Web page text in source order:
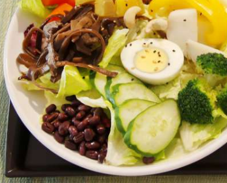
左營圖書館舉辦小記者夏令營 台語採訪體驗
消防日常趣